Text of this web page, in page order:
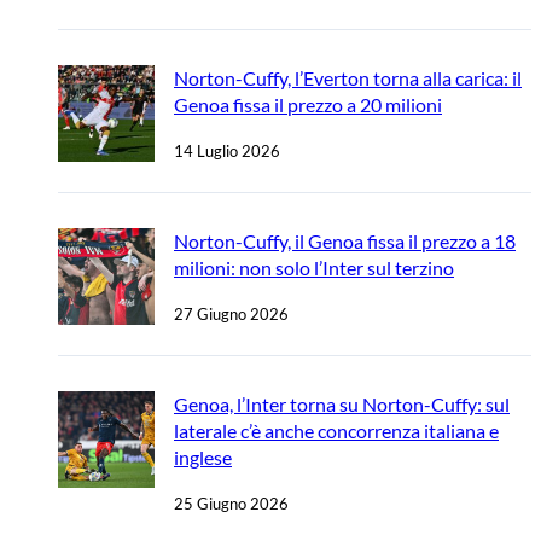
Norton-Cuffy, l’Everton torna alla carica: il
Genoa fissa il prezzo a 20 milioni
14 Luglio 2026
Norton-Cuffy, il Genoa fissa il prezzo a 18
milioni: non solo l’Inter sul terzino
27 Giugno 2026
Genoa, l’Inter torna su Norton-Cuffy: sul
laterale c’è anche concorrenza italiana e
inglese
25 Giugno 2026